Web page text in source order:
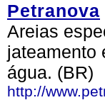
Petranova
Areias
jateamento
água. (BR)
http://